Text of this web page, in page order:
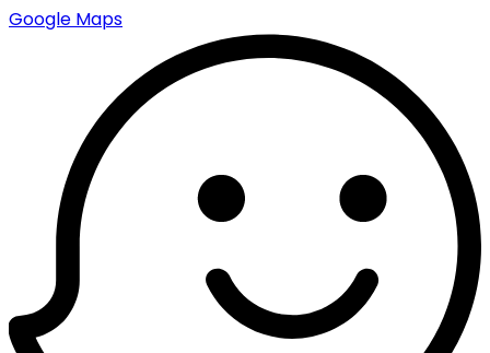
Google Maps